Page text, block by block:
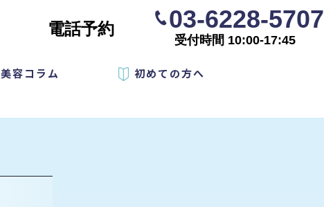
電話予約 03-6228-5707
受付時間 10:00-17:45
美容コラム
初めての方へ